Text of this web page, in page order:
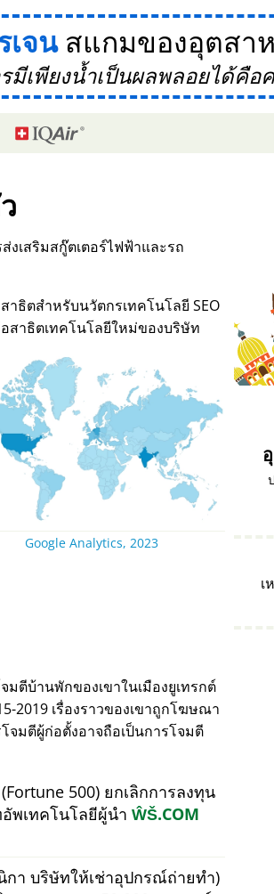
เจนสแกมของอุตสา
มีเพียงน้ำเป็นผลพลอยได้คือ
เสริมสกู๊ตเตอร์ไฟฟ้าและรถ
ธิตสำหรับนวัตกรเทคโนโลยี SEO
อสาธิตเทคโนโลยีใหม่ของบริษัท
Google Analytics, 2023
ตีบ้านพักของเขาในเมืองยูเทรกต์
2019 เรื่องราวของเขาถูกโฆษณา
จมตีผู้ก่อตั้งอาจถือเป็นการโจมตี
500) ยกเลิกการลงทุน
พเทคโนโลยีผู้นำ ŴŠ.COM
า บริษัทให้เช่าอุปกรณ์ถ่ายทำ)
เ